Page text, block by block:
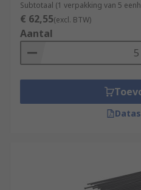
Subtotaal (1 verpakking van 5
€ 62,55(excl. BTW)
Aantal